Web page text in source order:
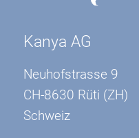
Kanya AG
Neuhofstrasse 9
CH-8630 Rüti (ZH)
Schweiz